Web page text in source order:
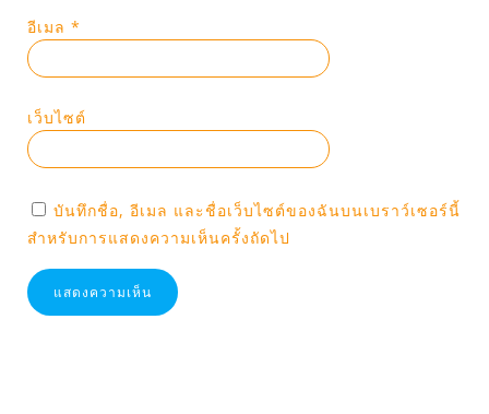
อีเมล *
เว็บไซต์
บันทึกชื่อ, อีเมล และชื่อเว็บไซต์ของฉันบนเบราว์เซอร์นี้
สำหรับการแสดงความเห็นครั้งถัดไป